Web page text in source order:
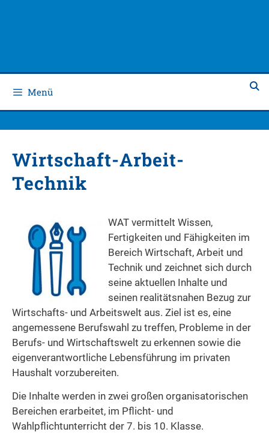
Menü
Wirtschaft-Arbeit-
Technik
WAT vermittelt Wissen,
Fertigkeiten und Fähigkeiten im
Bereich Wirtschaft, Arbeit und
Technik und zeichnet sich durch
seine aktuellen Inhalte und
seinen realitätsnahen Bezug zur
Wirtschafts- und Arbeitswelt aus. Ziel ist es, eine
angemessene Berufswahl zu treffen, Probleme in der
Berufs- und Wirtschaftswelt zu erkennen sowie die
eigenverantwortliche Lebensführung im privaten
Haushalt vorzubereiten.
Die Inhalte werden in zwei großen organisatorischen
Bereichen erarbeitet, im Pflicht- und
Wahlpflichtunterricht der 7. bis 10. Klasse.